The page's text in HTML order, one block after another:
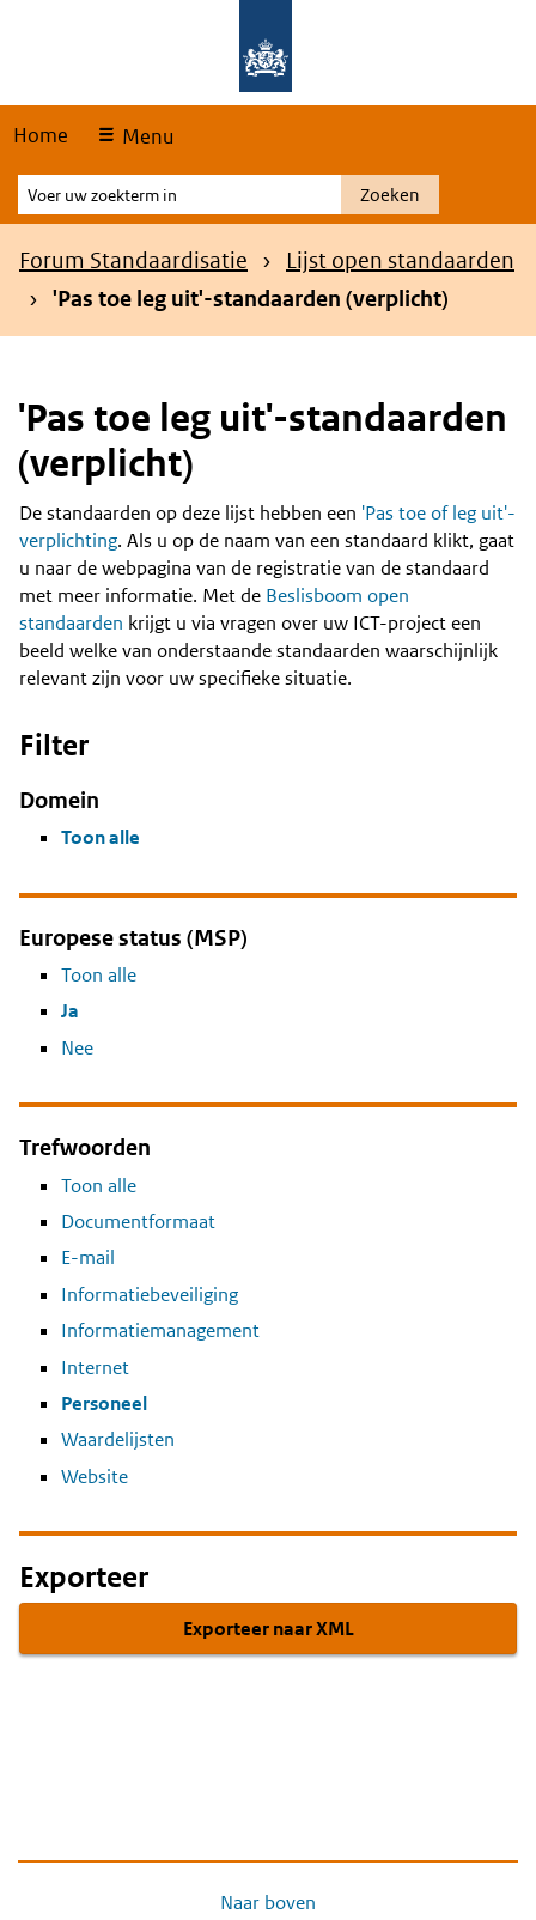
Home Menu
Voer
uw
zoekterm
Zoeken
Kruimelpad
Forum Standaardisatie
Lijst open standaarden
'Pas toe leg uit'-standaarden (verplicht)
'Pas toe leg uit'-standaarden
(verplicht)
Content
De standaarden op deze lijst hebben een 'Pas toe of leg uit'-
verplichting. Als u op de naam van een standaard klikt, gaat
u naar de webpagina van de registratie van de standaard
met meer informatie. Met de Beslisboom open
standaarden krijgt u via vragen over uw ICT-project een
beeld welke van onderstaande standaarden waarschijnlijk
relevant zijn voor uw specifieke situatie.
Filter
Domein
Toon alle
Europese status (MSP)
Toon alle
Ja
Nee
Trefwoorden
Toon alle
Documentformaat
E-mail
Informatiebeveiliging
Informatiemanagement
Internet
Personeel
Waardelijsten
Website
Exporteer
Exporteer naar XML
Naar boven